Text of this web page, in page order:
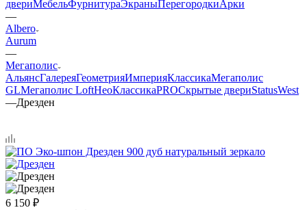
двериМебельФурнитураЭкраныПерегородкиАрки
—
Albero
Aurum
—
Мегаполис
АльянсГалереяГеометрияИмперияКлассикаМегаполис
GLМегаполис LoftНеоКлассикаPROСкрытые двериStatusWest
—Дрезден
6 150 ₽